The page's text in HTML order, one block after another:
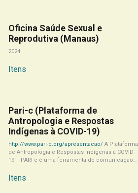
Oficina Saúde Sexual e
Reprodutiva (Manaus)
2024
Itens
Pari-c (Plataforma de
Antropologia e Respostas
Indígenas à COVID-19)
http://www.pari-c.org/apresentacao/ A Plataforma
de Antropologia e Respostas Indígenas à COVID-
19 – PARI-c é uma ferramenta de comunicação
Itens